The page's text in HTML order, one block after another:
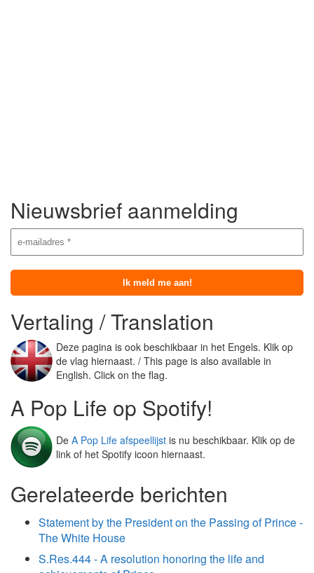
Nieuwsbrief aanmelding
Vertaling / Translation
Deze pagina is ook beschikbaar in het Engels. Klik op
de vlag hiernaast. / This page is also available in
English. Click on the flag.
A Pop Life op Spotify!
De A Pop Life afspeellijst is nu beschikbaar. Klik op de
link of het Spotify icoon hiernaast.
Gerelateerde berichten
Statement by the President on the Passing of Prince -
The White House
S.Res.444 - A resolution honoring the life and